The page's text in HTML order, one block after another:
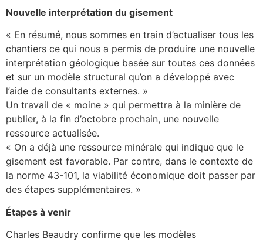
Nouvelle interprétation du gisement
« En résumé, nous sommes en train d’actualiser tous les
chantiers ce qui nous a permis de produire une nouvelle
interprétation géologique basée sur toutes ces données
et sur un modèle structural qu’on a développé avec
l’aide de consultants externes. »
Un travail de « moine » qui permettra à la minière de
publier, à la fin d’octobre prochain, une nouvelle
ressource actualisée.
« On a déjà une ressource minérale qui indique que le
gisement est favorable. Par contre, dans le contexte de
la norme 43-101, la viabilité économique doit passer par
des étapes supplémentaires. »
Étapes à venir
Charles Beaudry confirme que les modèles